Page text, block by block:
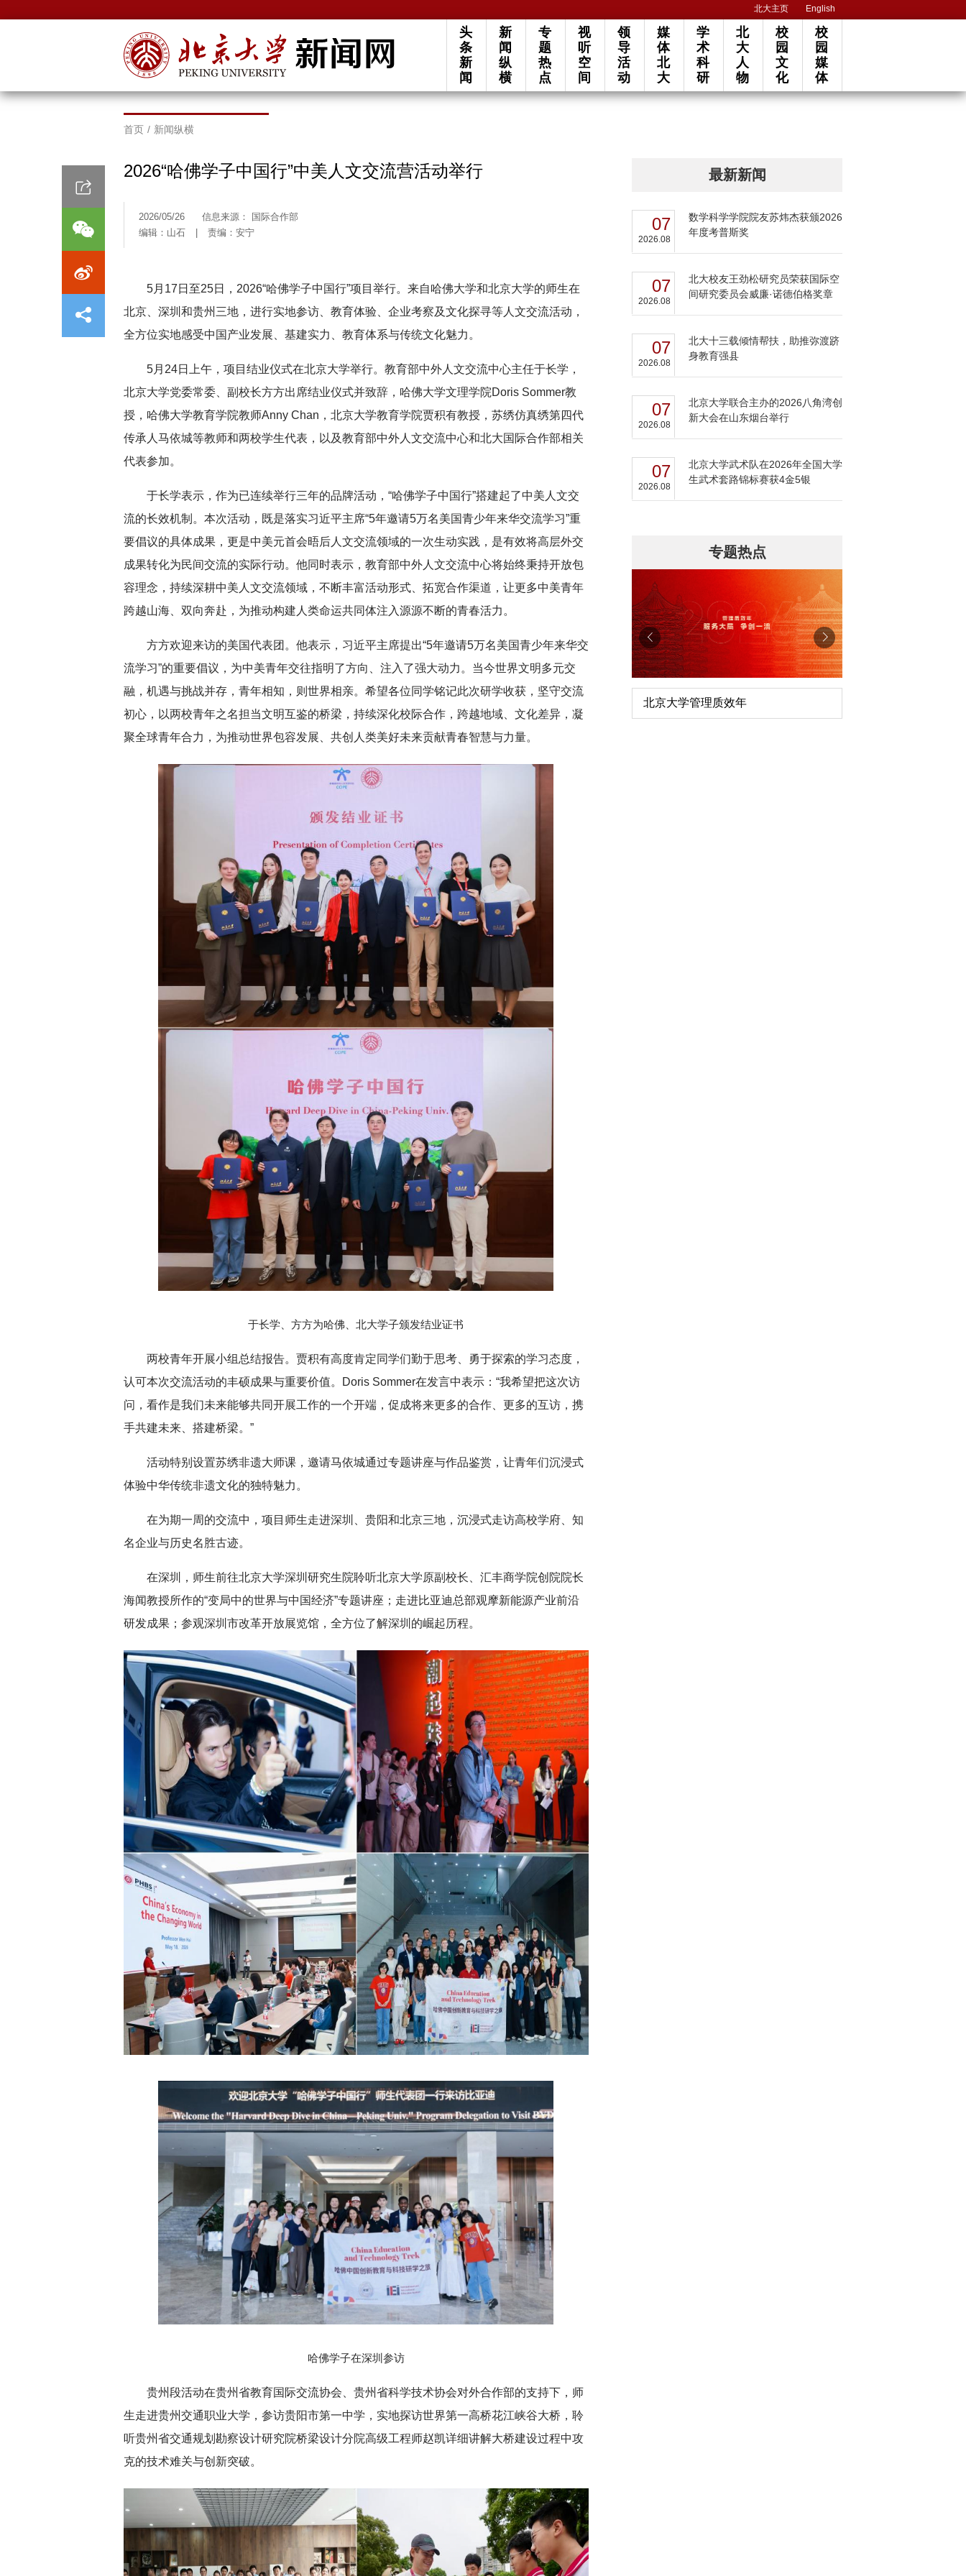
北大主页 English
头
条
新
闻
新
闻
纵
横
专
题
热
点
视
听
空
间
领
导
活
动
媒
体
北
大
学
术
科
研
北
大
人
物
校
园
文
化
校
园
媒
体
首页 / 新闻纵横
​2026“哈佛学子中国行”中美人文交流营活动举行
2026/05/26
信息来源： 国际合作部
编辑：山石
责编：安宁
5月17日至25日，2026“哈佛学子中国行”项目举行。来自哈佛大学和北京大学的师生在
北京、深圳和贵州三地，进行实地参访、教育体验、企业考察及文化探寻等人文交流活动，
全方位实地感受中国产业发展、基建实力、教育体系与传统文化魅力。
5月24日上午，项目结业仪式在北京大学举行。教育部中外人文交流中心主任于长学，
北京大学党委常委、副校长方方出席结业仪式并致辞，哈佛大学文理学院Doris Sommer教
授， 哈佛大学教育学院教师Anny Chan，北京大学教育学院贾积有教授 ，苏绣仿真绣第四代
传承人马依城等教师和两校学生代表，以及教育部中外人文交流中心和北大国际合作部相关
代表参加。
于长学表示，作为已连续举行三年的品牌活动，“哈佛学子中国行”搭建起了中美人文交
流的长效机制。本次活动，既是落实习近平主席“5年邀请5万名美国青少年来华交流学习”重
要倡议的具体成果，更是中美元首会晤后人文交流领域的一次生动实践，是有效将高层外交
成果转化为民间交流的实际行动。他同时表示，教育部中外人文交流中心将始终秉持开放包
容理念，持续深耕中美人文交流领域，不断丰富活动形式、拓宽合作渠道，让更多中美青年
跨越山海、双向奔赴，为推动构建人类命运共同体注入源源不断的青春活力。
方方欢迎来访的美国代表团。他表示，习近平主席提出“5年邀请5万名美国青少年来华交
流学习”的重要倡议，为中美青年交往指明了方向、注入了强大动力。当今世界文明多元交
融，机遇与挑战并存，青年相知，则世界相亲。希望各位同学铭记此次研学收获，坚守交流
初心，以两校青年之名担当文明互鉴的桥梁，持续深化校际合作，跨越地域、文化差异，凝
聚全球青年合力，为推动世界包容发展、共创人类美好未来贡献青春智慧与力量。
于长学、方方为哈佛、北大学子颁发结业证书
两校青年开展小组总结报告。贾积有高度肯定同学们勤于思考、勇于探索的学习态度，
认可本次交流活动的丰硕成果与重要价值。Doris Sommer在发言中表示：“我希望把这次访
问，看作是我们未来能够共同开展工作的一个开端，促成将来更多的合作、更多的互访，携
手共建未来、搭建桥梁。”
活动特别设置苏绣非遗大师课，邀请马依城通过专题讲座与作品鉴赏，让青年们沉浸式
体验中华传统非遗文化的独特魅力。
在为期一周的交流中，项目师生走进深圳、贵阳和北京三地，沉浸式走访高校学府、知
名企业与历史名胜古迹。
在深圳，师生前往北京大学深圳研究生院聆听北京大学原副校长、汇丰商学院创院院长
海闻教授所作的“变局中的世界与中国经济”专题讲座；走进比亚迪总部观摩新能源产业前沿
研发成果；参观深圳市改革开放展览馆，全方位了解深圳的崛起历程。
哈佛学子在深圳参访
贵州段活动在贵州省教育国际交流协会、贵州省科学技术协会对外合作部的支持下，师
生走进贵州交通职业大学，参访贵阳市第一中学，实地探访世界第一高桥花江峡谷大桥，聆
听贵州省交通规划勘察设计研究院桥梁设计分院高级工程师赵凯详细讲解大桥建设过程中攻
克的技术难关与创新突破。
最新新闻
07
2026.08
数学科学学院院友苏炜杰获颁2026
年度考普斯奖
07
2026.08
北大校友王劲松研究员荣获国际空
间研究委员会威廉·诺德伯格奖章
07
2026.08
北大十三载倾情帮扶，助推弥渡跻
身教育强县
07
2026.08
北京大学联合主办的2026八角湾创
新大会在山东烟台举行
07
2026.08
北京大学武术队在2026年全国大学
生武术套路锦标赛获4金5银
专题热点
育
深切缅怀李政道先生